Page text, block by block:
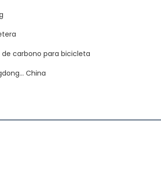
de carbono para bicicleta
China